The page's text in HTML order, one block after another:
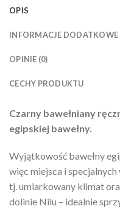
OPIS
INFORMACJE DODATKOWE
OPINIE (0)
CECHY PRODUKTU
Czarny bawełniany
egipskiej bawełny.
Wyjątkowość bawełny
więc miejsca i
tj. umiarkowany klimat
dolinie Nilu – idealnie